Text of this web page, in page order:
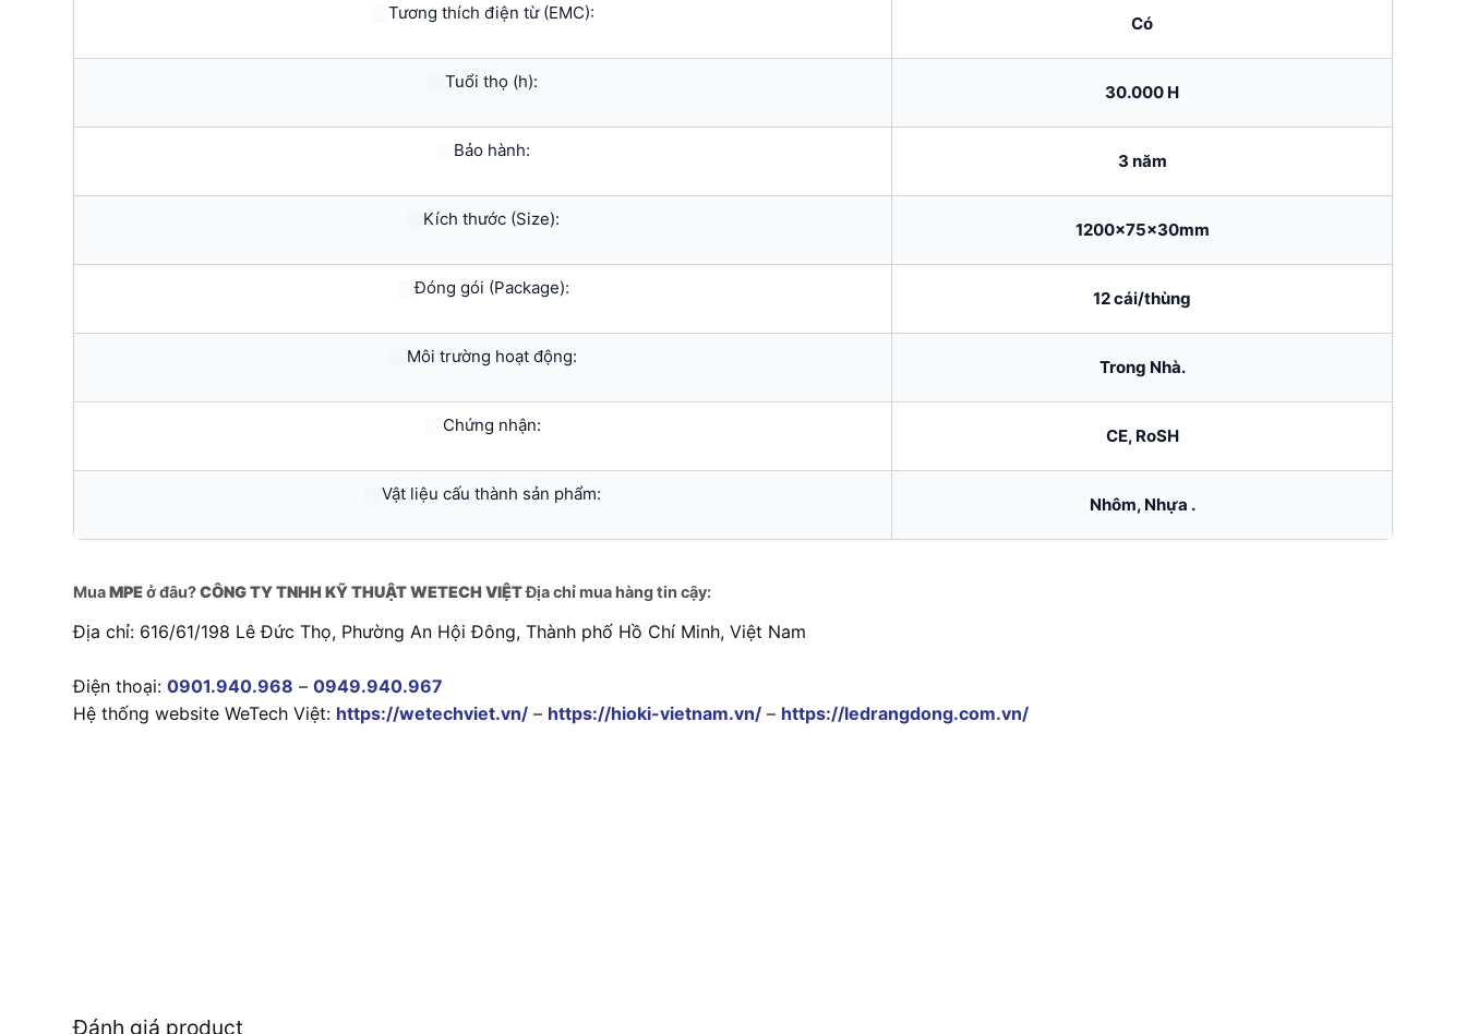
Tương thích điện từ (EMC):
Có
Tuổi thọ (h):
30.000 H
Bảo hành:
3 năm
Kích thước (Size):
1200x75x30mm
Đóng gói (Package):
12 cái/thùng
Môi trường hoạt động:
Trong Nhà.
Chứng nhận:
CE, RoSH
Vật liệu cấu thành sản phẩm:
Nhôm, Nhựa .
MuaMPEở đâu?CÔNG TY TNHH KỸ THUẬT WETECH VIỆTĐịa chỉ mua hàng tin cậy:
Địa chỉ: 616/61/198 Lê Đức Thọ, Phường An Hội Đông, Thành phố Hồ Chí Minh, Việt Nam
Điện thoại: 0901.940.968 – 0949.940.967
Hệ thống website WeTech Việt: https://wetechviet.vn/ – https://hioki-vietnam.vn/ – https://ledrangdong.com.vn/
Đánh giá product